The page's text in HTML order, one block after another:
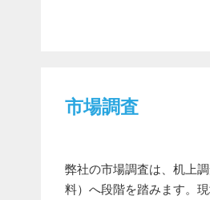
市場調査
弊社の市場調査は、机上
料）へ段階を踏みます。